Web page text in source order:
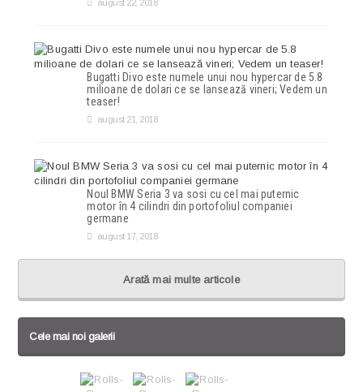
august 22, 2018
Bugatti Divo este numele unui nou hypercar de 5.8
milioane de dolari ce se lansează vineri; Vedem un
teaser!
august 21, 2018
Noul BMW Seria 3 va sosi cu cel mai puternic
motor în 4 cilindri din portofoliul companiei
germane
august 17, 2018
Arată mai multe articole
Cele mai noi galerii